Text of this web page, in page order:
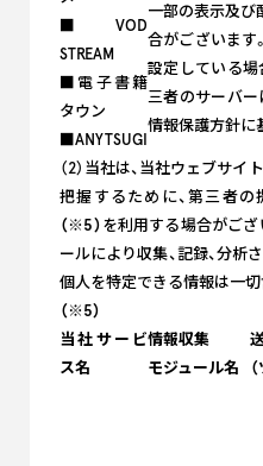
■VOD
STREAM
■電子書籍
タウン
■ANYTSUGI
一部の表示及び
合がございます
設定している場
三者のサーバー
情報保護方針に
（2）当社は、当社ウェブサ
把握するために、第三者
（※5） を利用する場合がご
ールにより収集、記録、分析
個人を特定できる情報は一切
（※5）
当社サービ
ス名
情報収集
モジュール名